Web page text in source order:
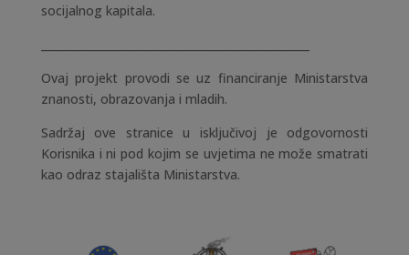
socijalnog kapitala.
Ovaj projekt provodi se uz financiranje Ministarstva
znanosti, obrazovanja i mladih.
Sadržaj ove stranice u isključivoj je odgovornosti
Korisnika i ni pod kojim se uvjetima ne može smatrati
kao odraz stajališta Ministarstva.